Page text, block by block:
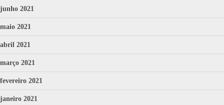
junho 2021
maio 2021
abril 2021
março 2021
fevereiro 2021
janeiro 2021